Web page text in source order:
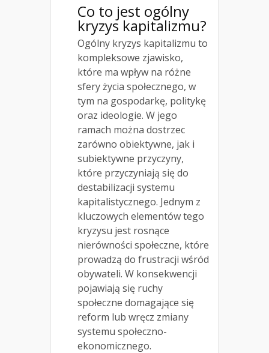
Co to jest ogólny
kryzys kapitalizmu?
Ogólny kryzys kapitalizmu to
kompleksowe zjawisko,
które ma wpływ na różne
sfery życia społecznego, w
tym na gospodarkę, politykę
oraz ideologie. W jego
ramach można dostrzec
zarówno obiektywne, jak i
subiektywne przyczyny,
które przyczyniają się do
destabilizacji systemu
kapitalistycznego. Jednym z
kluczowych elementów tego
kryzysu jest rosnące
nierówności społeczne, które
prowadzą do frustracji wśród
obywateli. W konsekwencji
pojawiają się ruchy
społeczne domagające się
reform lub wręcz zmiany
systemu społeczno-
ekonomicznego.